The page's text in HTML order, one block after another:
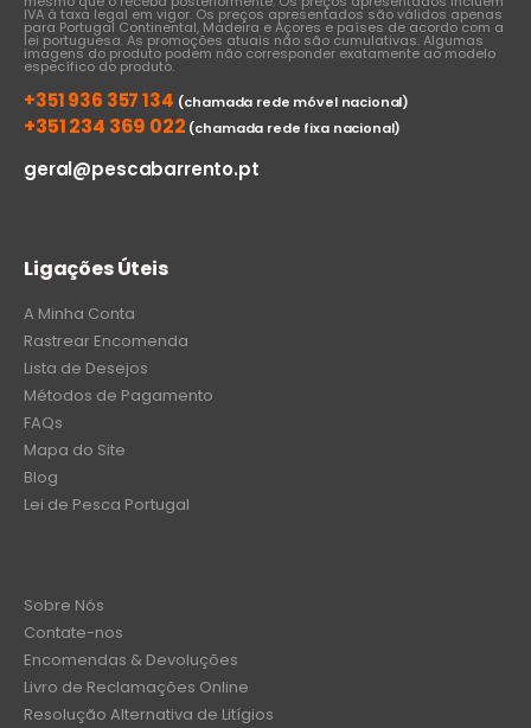
IVA à taxa legal em vigor. Os preços apresentados são válidos apenas
para Portugal Continental, Madeira e Açores e países de acordo com a
lei portuguesa. As promoções atuais não são cumulativas. Algumas
imagens do produto podem não corresponder exatamente ao modelo
específico do produto.
+351 936 357 134 (chamada rede móvel nacional)
+351 234 369 022 (chamada rede fixa nacional)
geral@pescabarrento.pt
Ligações Úteis
A Minha Conta
Rastrear Encomenda
Lista de Desejos
Métodos de Pagamento
FAQs
Mapa do Site
Blog
Lei de Pesca Portugal
Sobre Nós
Contate-nos
Encomendas & Devoluções
Livro de Reclamações Online
Resolução Alternativa de Litígios